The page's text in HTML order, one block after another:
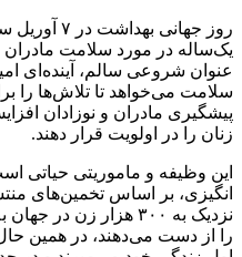
روز جهانی
یک‌ساله در مورد سلامت مادران و
عنوان شروعی سالم، آینده‌ای
سلامت می‌خواهد تا تلاش‌ها را
پیشگیری مادران و نوزادان
زنان را در اولویت قرار دهند.
این وظیفه و ماموریتی حیاتی
انگیزی، بر اساس تخمین‌های
نزدیک به ۳۰۰ هزار زن